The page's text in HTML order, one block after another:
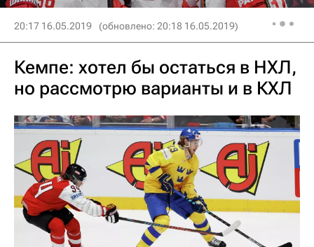
20:17 16.05.2019 (обновлено: 20:18 16.05.2019)
Кемпе: хотел бы остаться в НХЛ,
но рассмотрю варианты и в КХЛ